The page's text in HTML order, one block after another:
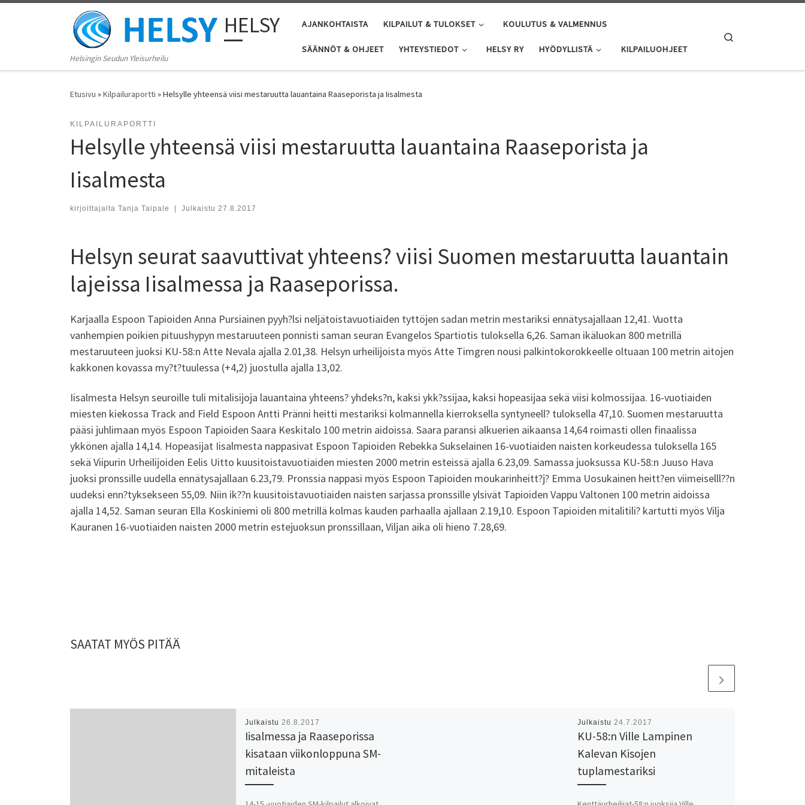
HELSY
Helsingin Seudun Yleisurheilu
AJANKOHTAISTA KILPAILUT & TULOKSET KOULUTUS & VALMENNUS
SÄÄNNÖT & OHJEET YHTEYSTIEDOT HELSY RY HYÖDYLLISTÄ KILPAILUOHJEET
Etusivu »Kilpailuraportti »Helsylle yhteensä viisi mestaruutta lauantaina Raaseporista ja Iisalmesta
KILPAILURAPORTTI
Helsylle yhteensä viisi mestaruutta lauantaina Raaseporista ja
Iisalmesta
kirjoittajalta Tanja Taipale | Julkaistu 27.8.2017
Helsyn seurat saavuttivat yhteens? viisi Suomen mestaruutta lauantain
lajeissa Iisalmessa ja Raaseporissa.
Karjaalla Espoon Tapioiden Anna Pursiainen pyyh?lsi neljätoistavuotiaiden tyttöjen sadan metrin mestariksi ennätysajallaan 12,41. Vuotta
vanhempien poikien pituushypyn mestaruuteen ponnisti saman seuran Evangelos Spartiotis tuloksella 6,26. Saman ikäluokan 800 metrillä
mestaruuteen juoksi KU-58:n Atte Nevala ajalla 2.01,38. Helsyn urheilijoista myös Atte Timgren nousi palkintokorokkeelle oltuaan 100 metrin aitojen
kakkonen kovassa my?t?tuulessa (+4,2) juostulla ajalla 13,02.
Iisalmesta Helsyn seuroille tuli mitalisijoja lauantaina yhteens? yhdeks?n, kaksi ykk?ssijaa, kaksi hopeasijaa sekä viisi kolmossijaa. 16-vuotiaiden
miesten kiekossa Track and Field Espoon Antti Pränni heitti mestariksi kolmannella kierroksella syntyneell? tuloksella 47,10. Suomen mestaruutta
pääsi juhlimaan myös Espoon Tapioiden Saara Keskitalo 100 metrin aidoissa. Saara paransi alkuerien aikaansa 14,64 roimasti ollen finaalissa
ykkönen ajalla 14,14. Hopeasijat Iisalmesta nappasivat Espoon Tapioiden Rebekka Sukselainen 16-vuotiaiden naisten korkeudessa tuloksella 165
sekä Viipurin Urheilijoiden Eelis Uitto kuusitoistavuotiaiden miesten 2000 metrin esteissä ajalla 6.23,09. Samassa juoksussa KU-58:n Juuso Hava
juoksi pronssille uudella ennätysajallaan 6.23,79. Pronssia nappasi myös Espoon Tapioiden moukarinheitt?j? Emma Uosukainen heitt?en viimeiselll??n
uudeksi enn?tyksekseen 55,09. Niin ik??n kuusitoistavuotiaiden naisten sarjassa pronssille ylsivät Tapioiden Vappu Valtonen 100 metrin aidoissa
ajalla 14,52. Saman seuran Ella Koskiniemi oli 800 metrillä kolmas kauden parhaalla ajallaan 2.19,10. Espoon Tapioiden mitalitili? kartutti myös Vilja
Kauranen 16-vuotiaiden naisten 2000 metrin estejuoksun pronssillaan, Viljan aika oli hieno 7.28,69.
SAATAT MYÖS PITÄÄ
Julkaistu 26.8.2017
Iisalmessa ja Raaseporissa
kisataan viikonloppuna SM-
mitaleista
Julkaistu 24.7.2017
KU-58:n Ville Lampinen
Kalevan Kisojen
tuplamestariksi